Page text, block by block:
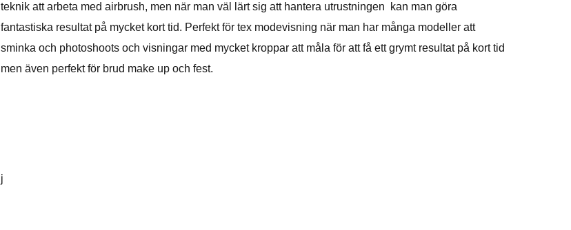
teknik att arbeta med airbrush, men när man väl lärt sig att hantera utrustningen kan man göra
fantastiska resultat på mycket kort tid. Perfekt för tex modevisning när man har många modeller att
sminka och photoshoots och visningar med mycket kroppar att måla för att få ett grymt resultat på kort tid
men även perfekt för brud make up och fest.
j